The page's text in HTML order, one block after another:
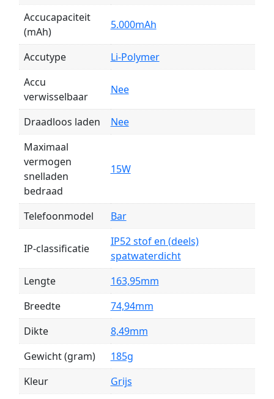
Accucapaciteit
(mAh)
5.000mAh
Accutype
Li-Polymer
Accu
verwisselbaar
Nee
Draadloos laden
Nee
Maximaal
vermogen
snelladen
bedraad
15W
Telefoonmodel Bar
IP-classificatie
IP52 stof en (deels)
spatwaterdicht
Lengte
163,95mm
Breedte
74,94mm
Dikte
8,49mm
Gewicht (gram)
185g
Kleur
Grijs